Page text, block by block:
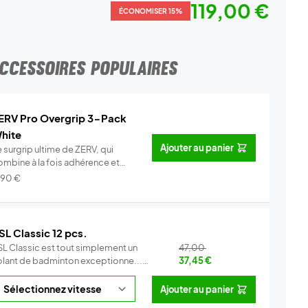
ÉCONOMISER 15% 119,00 €
POPULAIRES
Pro Overgrip 3-Pack
surgrip ultime de ZERV, qui
à la fois adhérence et
Info
€
Ajouter au panier
Classic 12 pcs.
Classic est tout simplement un
de badminton exceptionne...
47,00
37,45€
Ajouter au panier